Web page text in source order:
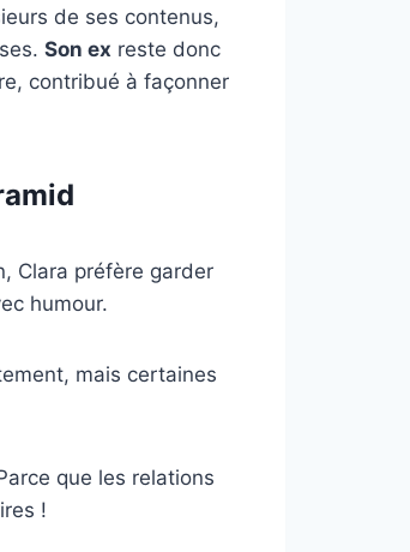
de ses contenus,
Son ex reste donc
contribué à façonner
Clara préfère garder
humour.
mais certaines
que les relations
!